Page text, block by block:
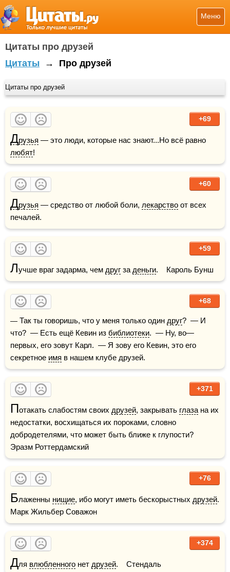
Меню
Цитаты про друзей
Цитаты → Про друзей
Цитаты про друзей
+69
Друзья
любят!
+60
Друзья — средство от любой боли, лекарство от всех
печалей.
+59
Лучше враг задарма, чем друг за деньги.    Кароль Бунш
+68
— Так ты говоришь, что у меня только один друг?  — И
что?  — Есть ещё Кевин из библиотеки.  — Ну, во—
первых, его зовут Карл.  — Я зову его Кевин, это его
секретное имя в нашем клубе друзей.
+371
Потакать слабостям своих друзей, закрывать глаза на их
недостатки, восхищаться их пороками, словно
добродетелями, что может быть ближе к глупости?
Эразм Роттердамский
+76
Блаженны нищие, ибо могут иметь бескорыстных друзей.
Марк Жильбер Соважон
+374
Для влюбленного нет друзей.    Стендаль